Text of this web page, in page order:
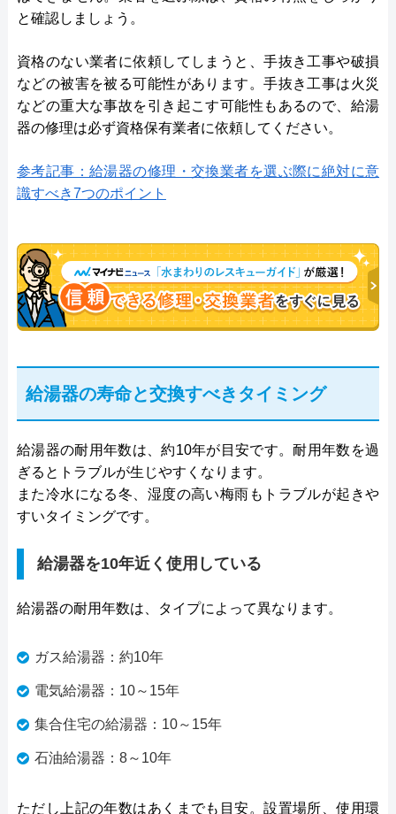
と確認しましょう。
資格のない業者に依頼してしまうと、手抜き工事や破損
などの被害を被る可能性があります。手抜き工事は火災
などの重大な事故を引き起こす可能性もあるので、給湯
器の修理は必ず資格保有業者に依頼してください。
参考記事：給湯器の修理・交換業者を選ぶ際に絶対に意
識すべき7つのポイント
給湯器の寿命と交換すべきタイミング
給湯器の耐用年数は、約10年が目安です。耐用年数を過
ぎるとトラブルが生じやすくなります。
また冷水になる冬、湿度の高い梅雨もトラブルが起きや
すいタイミングです。
給湯器を10年近く使用している
給湯器の耐用年数は、タイプによって異なります。
ガス給湯器：約10年
電気給湯器：10～15年
集合住宅の給湯器：10～15年
石油給湯器：8～10年
ただし上記の年数はあくまでも目安。設置場所、使用環